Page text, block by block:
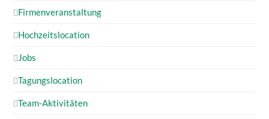
Firmenveranstaltung
Hochzeitslocation
Jobs
Tagungslocation
Team-Aktivitäten